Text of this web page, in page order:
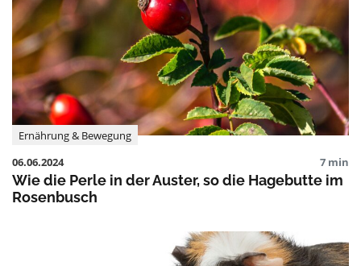
Ernährung & Bewegung
06.06.2024
7 min
Wie die Perle in der Auster, so die Hagebutte im
Rosenbusch